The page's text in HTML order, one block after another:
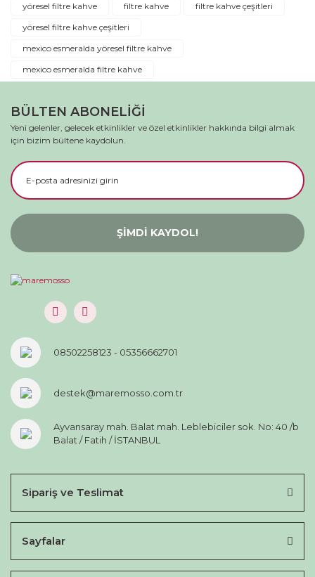
yöresel filtre kahve
filtre kahve
filtre kahve çeşitleri
yöresel filtre kahve çeşitleri
mexico esmeralda yöresel filtre kahve
mexico esmeralda filtre kahve
BÜLTEN ABONELİĞİ
Yeni gelenler, gelecek etkinlikler ve özel etkinlikler hakkında bilgi almak
için bizim bültene kaydolun.
ŞİMDİ KAYDOL!
08502258123 - 05356662701
destek@maremosso.com.tr
Ayvansaray mah. Balat mah. Leblebiciler sok. No: 40 /b
Balat / Fatih / İSTANBUL
Sipariş ve Teslimat
Sayfalar